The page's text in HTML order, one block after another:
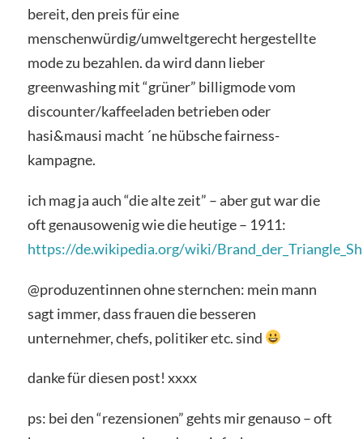
bereit, den preis für eine
menschenwürdig/umweltgerecht hergestellte
mode zu bezahlen. da wird dann lieber
greenwashing mit “grüner” billigmode vom
discounter/kaffeeladen betrieben oder
hasi&mausi macht ´ne hübsche fairness-
kampagne.
ich mag ja auch “die alte zeit” – aber gut war die
oft genausowenig wie die heutige – 1911:
https://de.wikipedia.org/wiki/
@produzentinnen ohne sternchen: mein mann
sagt immer, dass frauen die besseren
unternehmer, chefs, politiker etc. sind
danke für diesen post! xxxx
ps: bei den “rezensionen” gehts mir genauso – oft